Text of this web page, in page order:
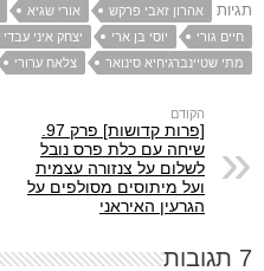
תגיות אהרון זאבי פרקש אורי שגיא
חיים גורי
יוסי בן ארי יצחק איני עבדי
מתי שטיינברגיחיא סינואר
צלאח ערורי
[פרות קדושות] פרק 97.
שיחה עם כלת פרס נובל
לשלום על צנזורה עצמית
ועל מיתוסים מסולפים על
הגרעין האיראני
7 תגובות